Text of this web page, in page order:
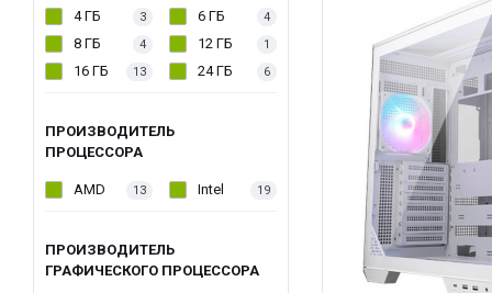
4 ГБ 3 6 ГБ 4
8 ГБ 4 12 ГБ 1
16 ГБ 13 24 ГБ 6
ПРОИЗВОДИТЕЛЬ
ПРОЦЕССОРА
AMD 13 Intel 19
ПРОИЗВОДИТЕЛЬ
ГРАФИЧЕСКОГО ПРОЦЕССОРА